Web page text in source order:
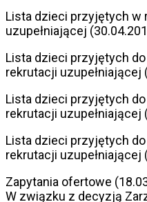
Lista dzieci przyjętych w
uzupełniającej
Lista dzieci przyjętych
rekrutacji uzupełniającej
Lista dzieci przyjętych
rekrutacji uzupełniającej
Lista dzieci przyjętych
rekrutacji uzupełniającej
Zapytania ofertowe
W związku z decyzją